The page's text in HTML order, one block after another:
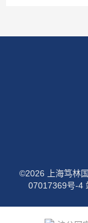
©2026 上海笃林
07017369号-4